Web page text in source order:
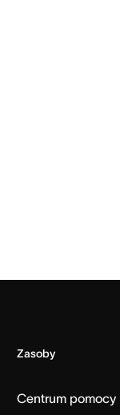
Zasoby
Centrum pomocy